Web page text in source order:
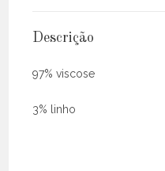
Descrição
97% viscose
3% linho